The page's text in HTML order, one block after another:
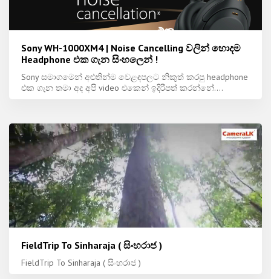
Sony WH-1000XM4 | Noise Cancelling වලින් හොදම
Headphone එක ගැන සිංහලෙන් !
Sony සමාගමෙන් අළුතින්ම වෙළඳපලට නිකුත් කරපු headphone
එක ගැන තමා අද අපි video එකෙන් ඉදිරිපත් කරන්නේ....
FieldTrip To Sinharaja ( සිංහරාජ )
FieldTrip To Sinharaja ( සිංහරාජ )